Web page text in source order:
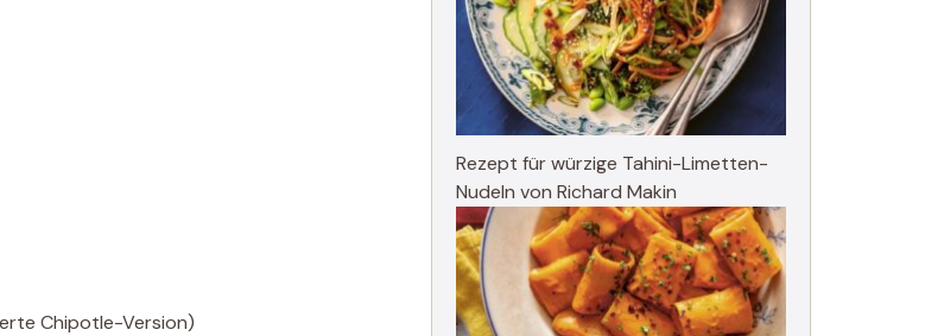
Chipotle-Version)
Rezept für würzige Tahini-Limetten-
Nudeln von Richard Makin